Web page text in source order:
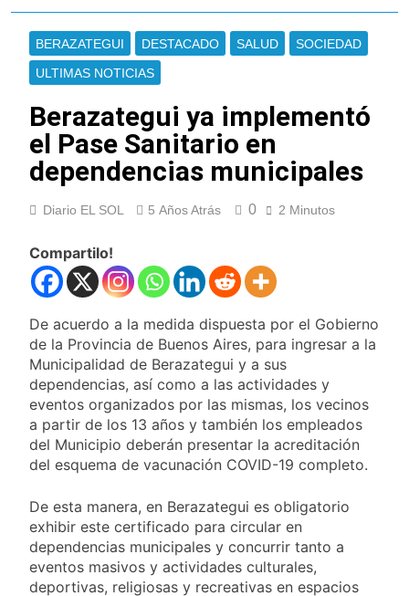
Secuestraron 11
vehículos durante un
operativo de tránsito
11 Horas Atrás
llegó para reunirse
con Quirno
11 Horas Atrás
Quilmes lo dejó
escapar y empató 1 a
1 con Almagro
11 Horas Atrás
minoristas cayeron
de barrio de la Liga
Femenina de fútbol
deportivo
15 Horas Atrás
Consejo Federal del
Trabajo: un nuevo
reclamo por el
respeto al
federalismo
16 Horas Atrás
Boca oficializó la
llegada de Enner
Valencia
17 Horas Atrás
Carlos Balor y
monseñor Tissera en
la celebración por
una infección
respiratoria aguda en
los bebés
19 Horas Atrás
El último adiós al
papá de Leo Messi
BERAZATEGUI DESTACADO SALUD
SOCIEDAD
ULTIMAS NOTICIAS
Berazategui ya implementó
el Pase Sanitario en
dependencias municipales
Diario EL SOL 5 Años Atrás 0 2 Minutos
Compartilo!
De acuerdo a la medida dispuesta por el Gobierno
de la Provincia de Buenos Aires, para ingresar a la
Municipalidad de Berazategui y a sus
dependencias, así como a las actividades y
eventos organizados por las mismas, los vecinos
a partir de los 13 años y también los empleados
del Municipio deberán presentar la acreditación
del esquema de vacunación COVID-19 completo.
De esta manera, en Berazategui es obligatorio
exhibir este certificado para circular en
dependencias municipales y concurrir tanto a
eventos masivos y actividades culturales,
deportivas, religiosas y recreativas en espacios